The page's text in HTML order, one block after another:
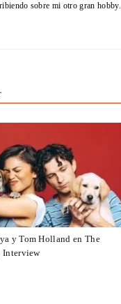
sobre mi otro gran hobby.
y Tom Holland en The
Interview